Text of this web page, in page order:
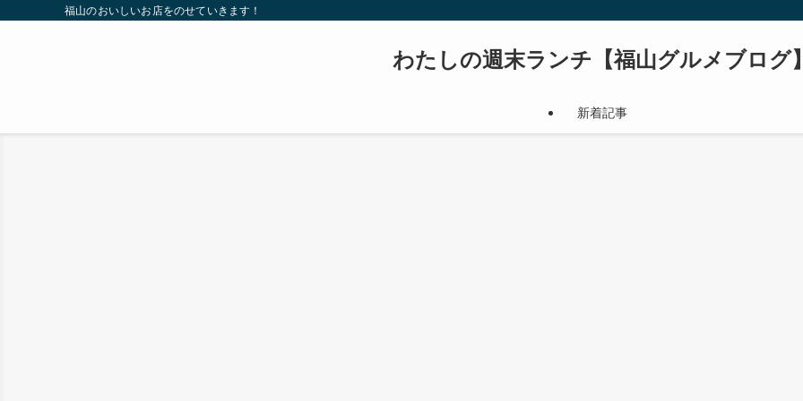
福山のおいしいお店をのせていきます！
わたしの週末ランチ【福山グルメブログ
新着記事